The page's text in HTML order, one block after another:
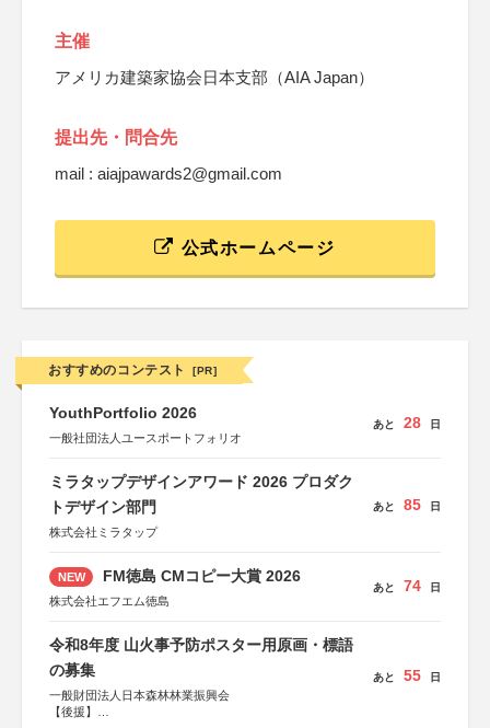
主催
アメリカ建築家協会日本支部（AIA Japan）
提出先・問合先
mail : aiajpawards2@gmail.com
公式ホームページ
おすすめのコンテスト [PR]
YouthPortfolio 2026
一般社団法人ユースポートフォリオ
あと 28 日
ミラタップデザインアワード 2026 プロダク
トデザイン部門
株式会社ミラタップ
あと 85 日
NEW FM徳島 CMコピー大賞 2026
株式会社エフエム徳島
あと 74 日
令和8年度 山火事予防ポスター用原画・標語
の募集
一般財団法人日本森林林業振興会
【後援】
あと 55 日